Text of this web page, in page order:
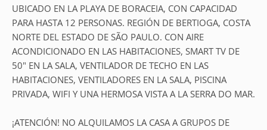
UBICADO EN LA PLAYA DE BORACEIA, CON CAPACIDAD
PARA HASTA 12 PERSONAS. REGIÓN DE BERTIOGA, COSTA
NORTE DEL ESTADO DE SÃO PAULO. CON AIRE
ACONDICIONADO EN LAS HABITACIONES, SMART TV DE
50" EN LA SALA, VENTILADOR DE TECHO EN LAS
HABITACIONES, VENTILADORES EN LA SALA, PISCINA
PRIVADA, WIFI Y UNA HERMOSA VISTA A LA SERRA DO MAR.
¡ATENCIÓN! NO ALQUILAMOS LA CASA A GRUPOS DE